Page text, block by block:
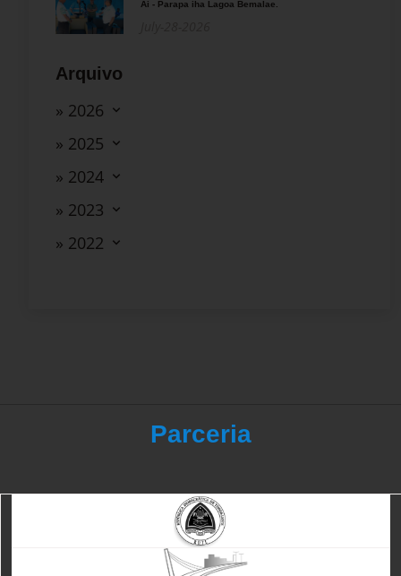
Ai - Parapa iha Lagoa Bemalae.
Arquivo
» 2026
» 2025
» 2024
» 2023
» 2022
Parceria